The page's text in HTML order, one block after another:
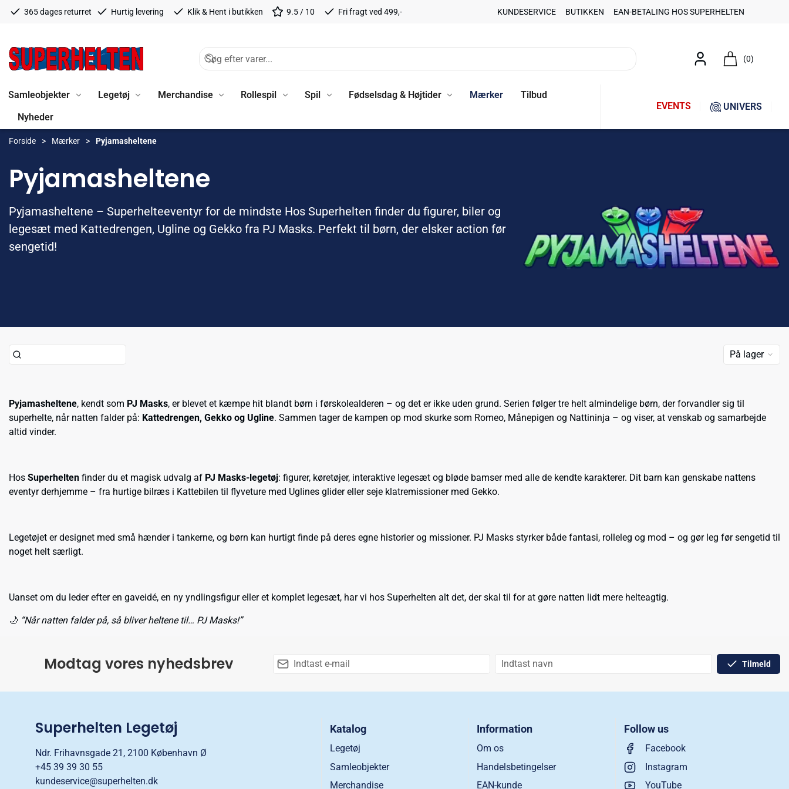
365 dages returret Hurtig levering Klik & Hent i butikken 9.5 / 10 Fri fragt ved 499,- KUNDESERVICE BUTIKKEN EAN-BETALING HOS SUPERHELTEN
(0)
Samleobjekter Legetøj Merchandise Rollespil Spil Fødselsdag & Højtider Mærker
Tilbud
Nyheder
EVENTS UNIVERS
Forside Mærker Pyjamasheltene
Pyjamasheltene
Pyjamasheltene – Superhelteeventyr for de mindste Hos Superhelten finder du figurer, biler og
legesæt med Kattedrengen, Ugline og Gekko fra PJ Masks. Perfekt til børn, der elsker action før
sengetid!
På lager
Pyjamasheltene, kendt som PJ Masks, er blevet et kæmpe hit blandt børn i førskolealderen – og det er ikke uden grund. Serien følger tre helt almindelige børn, der forvandler sig til
superhelte, når natten falder på: Kattedrengen, Gekko og Ugline. Sammen tager de kampen op mod skurke som Romeo, Månepigen og Nattininja – og viser, at venskab og samarbejde
altid vinder.
Hos Superhelten finder du et magisk udvalg af PJ Masks-legetøj: figurer, køretøjer, interaktive legesæt og bløde bamser med alle de kendte karakterer. Dit barn kan genskabe nattens
eventyr derhjemme – fra hurtige bilræs i Kattebilen til flyveture med Uglines glider eller seje klatremissioner med Gekko.
Legetøjet er designet med små hænder i tankerne, og børn kan hurtigt finde på deres egne historier og missioner. PJ Masks styrker både fantasi, rolleleg og mod – og gør leg før sengetid til
noget helt særligt.
Uanset om du leder efter en gaveidé, en ny yndlingsfigur eller et komplet legesæt, har vi hos Superhelten alt det, der skal til for at gøre natten lidt mere helteagtig.
🌙 “Når natten falder på, så bliver heltene til… PJ Masks!”
Modtag vores nyhedsbrev Tilmeld
Superhelten Legetøj
Ndr. Frihavnsgade 21, 2100 København Ø
+45 39 39 30 55
kundeservice@superhelten.dk
Katalog
Legetøj
Samleobjekter
Merchandise
Information
Om os
Handelsbetingelser
EAN-kunde
Follow us
Facebook
Instagram
YouTube